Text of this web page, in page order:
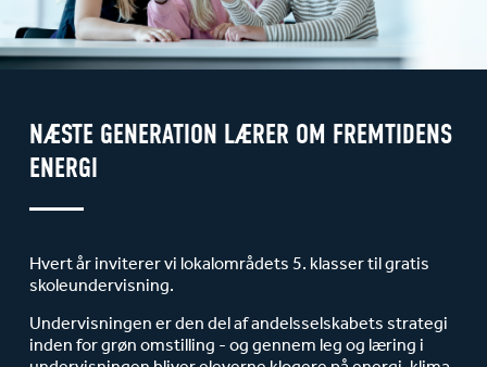
NÆSTE GENERATION LÆRER OM FREMTIDENS
ENERGI
Hvert år inviterer vi lokalområdets 5. klasser til gratis
skoleundervisning.
Undervisningen er den del af andelsselskabets strategi
inden for grøn omstilling - og gennem leg og læring i